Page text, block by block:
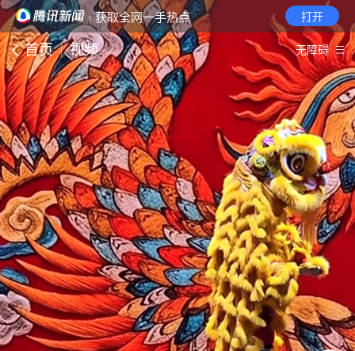
· 获取全网一手热点 打开
首页 视频 无障碍